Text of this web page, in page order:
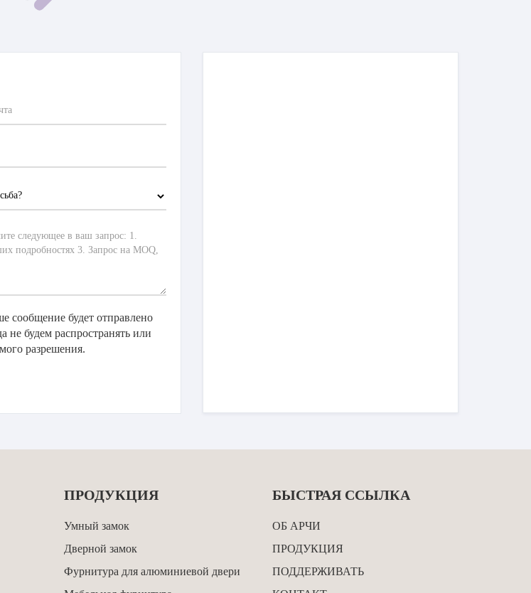
сообщение будет отправлено
будем распространять или
разрешения.
ПРОДУКЦИЯ
Умный замок
Дверной замок
Фурнитура для алюминиевой двери
БЫСТРАЯ ССЫЛКА
ОБ АРЧИ
ПРОДУКЦИЯ
ПОДДЕРЖИВАТЬ